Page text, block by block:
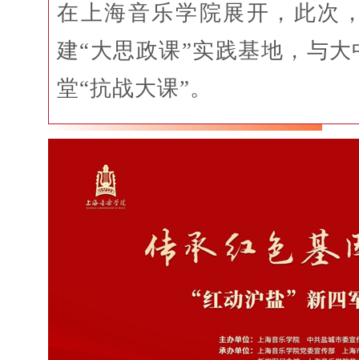
在上海音乐学院展开，此次
建“大思政课”实践基地，与
堂“抗战大课”。